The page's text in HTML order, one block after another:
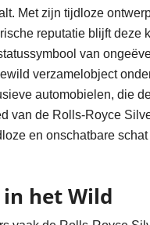
Met zijn tijdloze
reputatie blijft deze
van
verzamelobject
automobielen, die
van de Rolls-Royce
en onschatbare
het Wild